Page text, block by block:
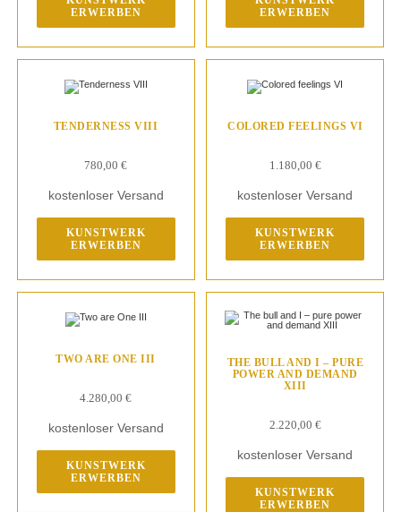
ERWERBEN
ERWERBEN
TENDERNESS VIII
780,00€
kostenloser Versand
KUNSTWERK
ERWERBEN
COLORED FEELINGS VI
1.180,00 €
kostenloser Versand
KUNSTWERK
ERWERBEN
TWO ARE ONE III
4.280,00€
kostenloser Versand
KUNSTWERK
ERWERBEN
THE BULL AND I – PURE
POWER AND DEMAND
XIII
2.220,00 €
kostenloser Versand
KUNSTWERK
ERWERBEN